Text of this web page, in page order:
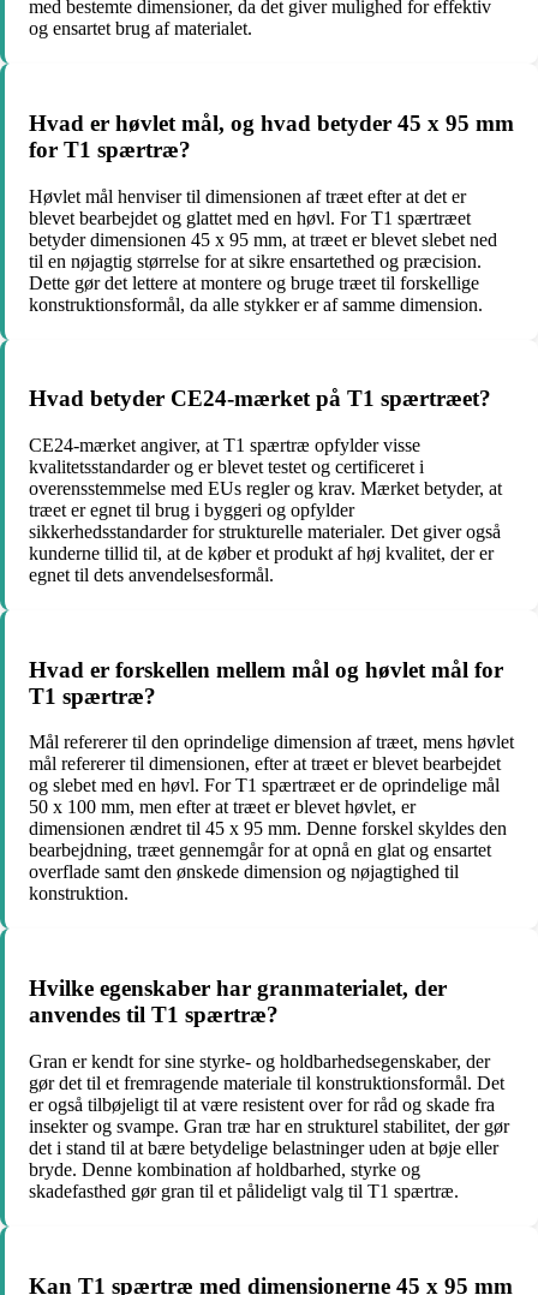
med bestemte dimensioner, da det giver mulighed for effektiv
og ensartet brug af materialet.
Hvad er høvlet mål, og hvad betyder 45 x 95 mm
for T1 spærtræ?
Høvlet mål henviser til dimensionen af ​​træet efter at det er
blevet bearbejdet og glattet med en høvl. For T1 spærtræet
betyder dimensionen 45 x 95 mm, at træet er blevet slebet ned
til en nøjagtig størrelse for at sikre ensartethed og præcision.
Dette gør det lettere at montere og bruge træet til forskellige
konstruktionsformål, da alle stykker er af samme dimension.
Hvad betyder CE24-mærket på T1 spærtræet?
CE24-mærket angiver, at T1 spærtræ opfylder visse
kvalitetsstandarder og er blevet testet og certificeret i
overensstemmelse med EUs regler og krav. Mærket betyder, at
træet er egnet til brug i byggeri og opfylder
sikkerhedsstandarder for strukturelle materialer. Det giver også
kunderne tillid til, at de køber et produkt af høj kvalitet, der er
egnet til dets anvendelsesformål.
Hvad er forskellen mellem mål og høvlet mål for
T1 spærtræ?
Mål refererer til den oprindelige dimension af træet, mens høvlet
mål refererer til dimensionen, efter at træet er blevet bearbejdet
og slebet med en høvl. For T1 spærtræet er de oprindelige mål
50 x 100 mm, men efter at træet er blevet høvlet, er
dimensionen ændret til 45 x 95 mm. Denne forskel skyldes den
bearbejdning, træet gennemgår for at opnå en glat og ensartet
overflade samt den ønskede dimension og nøjagtighed til
konstruktion.
Hvilke egenskaber har granmaterialet, der
anvendes til T1 spærtræ?
Gran er kendt for sine styrke- og holdbarhedsegenskaber, der
gør det til et fremragende materiale til konstruktionsformål. Det
er også tilbøjeligt til at være resistent over for råd og skade fra
insekter og svampe. Gran træ har en strukturel stabilitet, der gør
det i stand til at bære betydelige belastninger uden at bøje eller
bryde. Denne kombination af holdbarhed, styrke og
skadefasthed gør gran til et pålideligt valg til T1 spærtræ.
Kan T1 spærtræ med dimensionerne 45 x 95 mm